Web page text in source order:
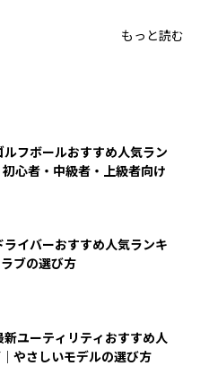
もっと読む
フボールおすすめ人気ラン
心者・中級者・上級者向け
イバーおすすめ人気ランキ
ブの選び方
新ユーティリティおすすめ人
やさしいモデルの選び方